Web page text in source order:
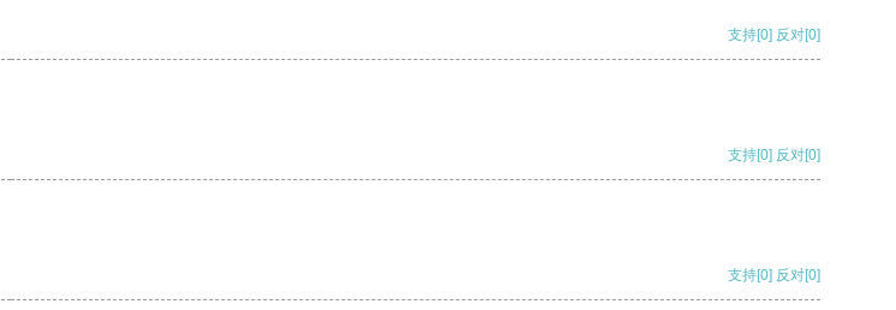
支持[0] 反对[0]
支持[0] 反对[0]
支持[0] 反对[0]